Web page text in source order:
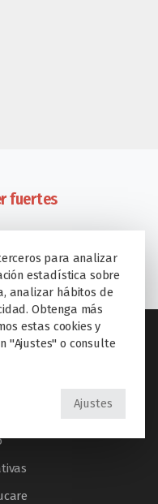
fuertes
para analizar
estadística sobre
analizar hábitos de
Obtenga más
estas cookies y
"Ajustes" o consulte
Ajustes